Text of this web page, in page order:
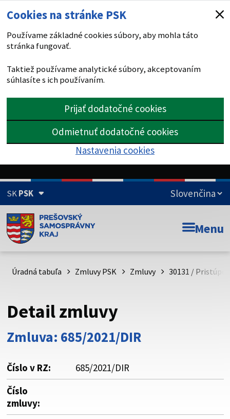
Cookies na stránke PSK
Používame základné cookies súbory, aby mohla táto
stránka fungovať.
Taktiež používame analytické súbory, akceptovaním
súhlasíte s ich používaním.
Prijať dodatočné cookies
Odmietnuť dodatočné cookies
Nastavenia cookies
SKPSK
Doména psk.sk je oficiálna
Toto je oficiálna webová stránka Prešovského
psk.sk.
Buďte pozorní a vždy sa uistite, že zdieľate informácie iba
cez zabezpečenú webovú stránku. Zabezpečená stránka
vždy začína https:// pred názvom domény webového sídla.
Menu
Úradná tabuľa Zmluvy PSK Zmluvy 30131 /
Detail zmluvy
Zmluva: 685/2021/DIR
Číslo v RZ:
685/2021/DIR
Číslo
zmluvy: